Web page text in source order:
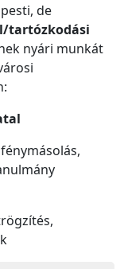
de
tartózkodási
nyári munkát